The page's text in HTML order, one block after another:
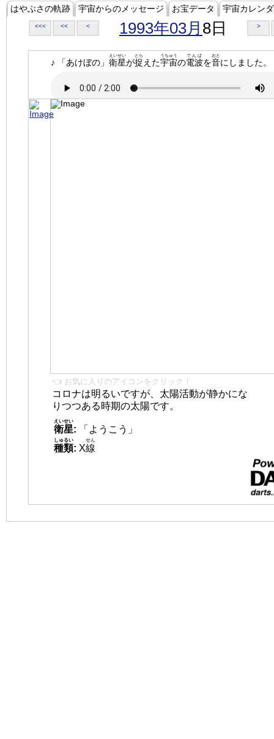
はやぶさの軌跡 宇宙からのメッセージ お宝データ 宇宙カレン
<<< << < 1993年03月 8日 >
♪ 「あけぼの」 衛星
えいせい
が捉
とら
えた宇宙
うちゅう
の電波
でんぱ
を音
おと
にしました。
👈 お気に入りのアイコンをクリック！
コロナは明るいですが、太陽活動が静かにな
りつつある時期の太陽です。
衛星
えいせい
:
「ようこう」
種類
しゅるい
: X線
せん